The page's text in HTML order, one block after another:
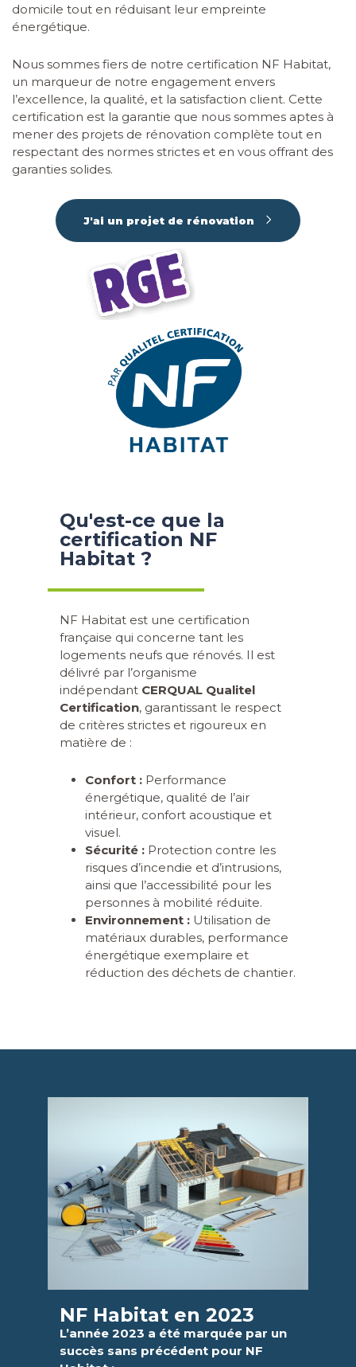
domicile tout en réduisant leur empreinte
énergétique.
Nous sommes fiers de notre certification NF Habitat,
un marqueur de notre engagement envers
l’excellence, la qualité, et la satisfaction client. Cette
certification est la garantie que nous sommes aptes à
mener des projets de rénovation complète tout en
respectant des normes strictes et en vous offrant des
garanties solides.
J'ai un projet de rénovation
Qu'est-ce que la
certification NF
Habitat ?
NF Habitat est une certification
française qui concerne tant les
logements neufs que rénovés. Il est
délivré par l’organisme
indépendant CERQUAL Qualitel
Certification, garantissant le respect
de critères strictes et rigoureux en
matière de :
Confort : Performance
énergétique, qualité de l’air
intérieur, confort acoustique et
visuel.
Sécurité : Protection contre les
risques d’incendie et d’intrusions,
ainsi que l’accessibilité pour les
personnes à mobilité réduite.
Environnement : Utilisation de
matériaux durables, performance
énergétique exemplaire et
réduction des déchets de chantier.
NF Habitat en 2023
L’année 2023 a été marquée par un
succès sans précédent pour NF